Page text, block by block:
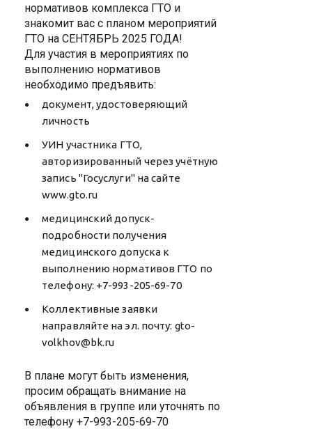
нормативов комплекса ГТО и
знакомит вас с планом мероприятий
ГТО на СЕНТЯБРЬ 2025 ГОДА!
Для участия в мероприятиях по
выполнению нормативов
необходимо предъявить:
документ, удостоверяющий
личность
УИН участника ГТО,
авторизированный через учётную
запись "Госуслуги" на сайте
www.gto.ru
медицинский допуск-
подробности получения
медицинского допуска к
выполнению нормативов ГТО по
телефону: +7-993-205-69-70
Коллективные заявки
направляйте на эл. почту: gto-
volkhov@bk.ru
В плане могут быть изменения,
просим обращать внимание на
объявления в группе или уточнять по
телефону +7-993-205-69-70